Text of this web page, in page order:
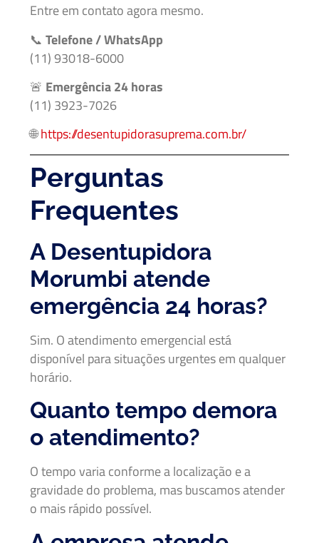
Entre em contato agora mesmo.
📞Telefone / WhatsApp
(11) 93018-6000
🚨 Emergência 24 horas
(11) 3923-7026
🌐https://desentupidorasuprema.com.br/
Perguntas
Frequentes
A Desentupidora
Morumbi atende
emergência 24 horas?
Sim. O atendimento emergencial está
disponível para situações urgentes em qualquer
horário.
Quanto tempo demora
o atendimento?
O tempo varia conforme a localização e a
gravidade do problema, mas buscamos atender
o mais rápido possível.